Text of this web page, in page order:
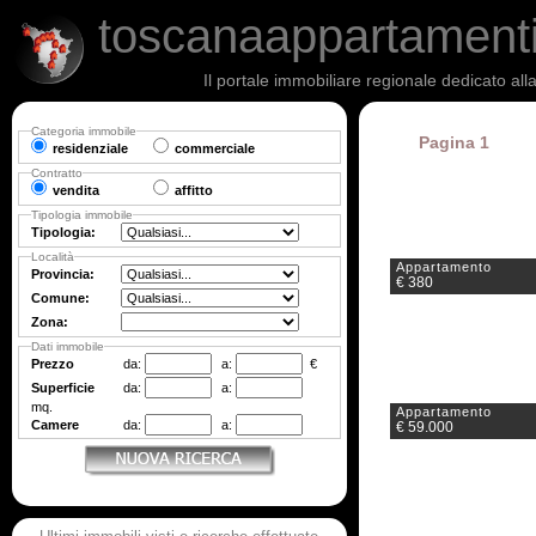
Il portale immobiliare regionale dedicato
Pagina 1
Appartamento
€ 380
Appartamento
€ 59.000
Categoria immobile
residenziale commerciale
Contratto
vendita affitto
Tipologia immobile
Tipologia:
Località
Provincia:
Comune:
Zona:
Dati immobile
Prezzo da: a:
€
Superficie
da:
a:
mq.
Camere
da: a: